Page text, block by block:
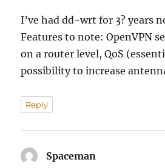
I’ve had dd-wrt for 3? years
Features to note: OpenVPN
on a router level, QoS
possibility to increase
Reply
Spaceman